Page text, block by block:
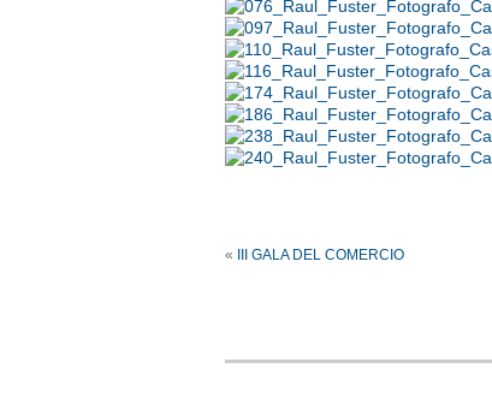
« III GALA DEL COMERCIO